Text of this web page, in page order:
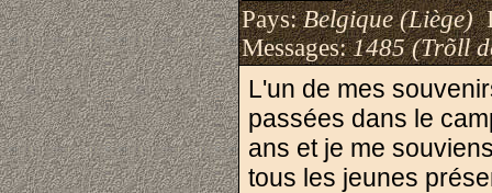
Pays:Belgique (Liège)
Messages:1485 (Trõll
L'un de mes
passées dans le
ans et je me
tous les jeunes